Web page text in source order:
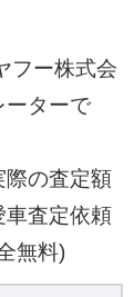
フー株式会
ーターで
際の査定額
車査定依頼
無料)